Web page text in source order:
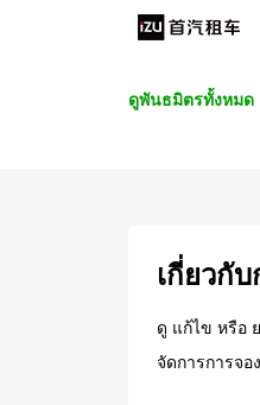
ดูพันธมิตรทั้งหมด
เกี่ยวกั
ดู แก้ไข หรือ
จัดการการจ